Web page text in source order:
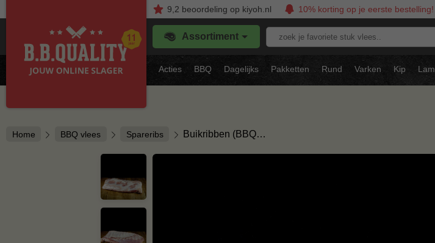
9,2 beoordelingop kiyoh.nl 10% korting op je eerste bestelling!
Assortiment
Zoek
stuk
vlees..
Acties BBQ Dagelijks Pakketten Rund Varken Kip Lam
Home BBQ vlees Spareribs Buikribben (BBQ…